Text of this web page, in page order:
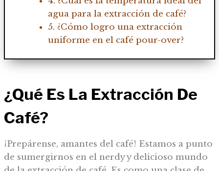
agua para la extracción de café?
5. ¿Cómo logro una extracción
uniforme en el café pour-over?
¿Qué Es La Extracción De
Café?
¡Prepárense, amantes del café! Estamos a punto
de sumergirnos en el nerdy y delicioso mundo